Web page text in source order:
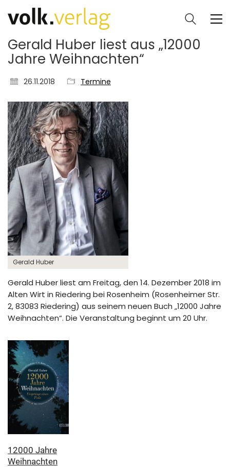
Gerald Huber liest aus „12000
Jahre Weihnachten“
26.11.2018 Termine
Gerald Huber
Gerald Huber liest am Freitag, den 14. Dezember 2018 im
Alten Wirt in Riedering bei Rosenheim (Rosenheimer Str.
2, 83083 Riedering) aus seinem neuen Buch „12000 Jahre
Weihnachten“. Die Veranstaltung beginnt um 20 Uhr.
12000 Jahre
Weihnachten